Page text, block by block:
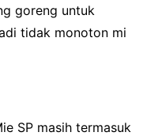
goreng untuk
tidak monoton mi
SP masih termasuk